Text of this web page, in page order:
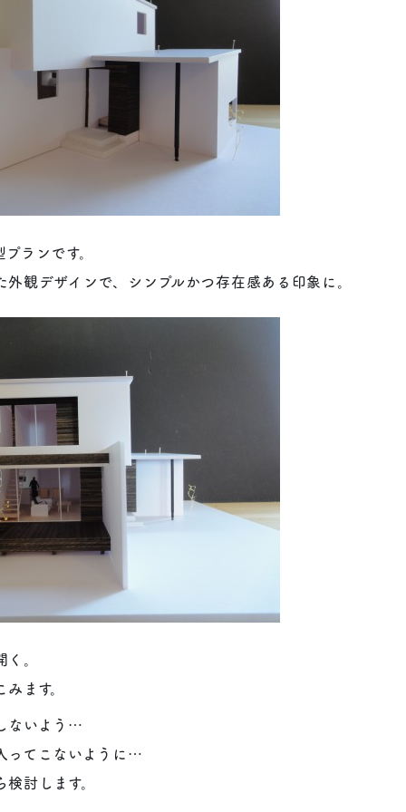
ランです。
観デザインで、シンプルかつ存在感ある印象に。
。
ます。
ないよう…
ってこないように…
討します。